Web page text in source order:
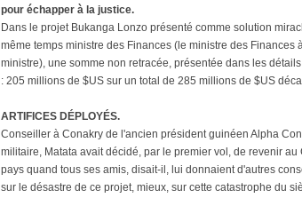
pour échapper à la justice.
Dans le projet Bukanga Lonzo présenté comme solution
même temps ministre des Finances (le ministre des
ministre), une somme non retracée, présentée dans les
: 205 millions de $US sur un total de 285 millions de $US
ARTIFICES DÉPLOYÉS.
Conseiller à Conakry de l'ancien président guinéen Alpha
militaire, Matata avait décidé, par le premier vol, de revenir
pays quand tous ses amis, disait-il, lui donnaient d'autres
sur le désastre de ce projet, mieux, sur cette catastrophe du